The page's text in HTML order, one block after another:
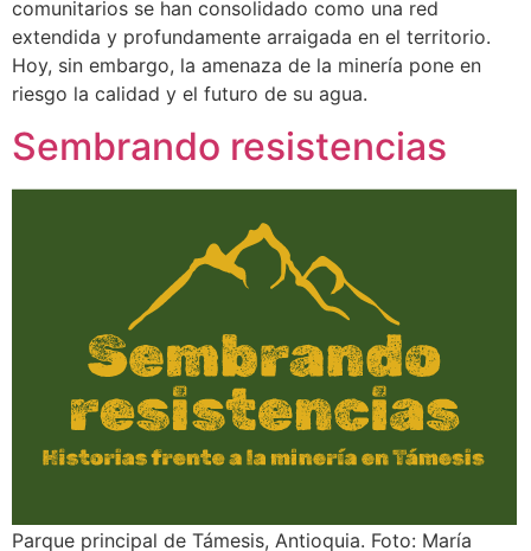
comunitarios se han consolidado como una red
extendida y profundamente arraigada en el territorio.
Hoy, sin embargo, la amenaza de la minería pone en
riesgo la calidad y el futuro de su agua.
Sembrando resistencias
Parque principal de Támesis, Antioquia. Foto: María